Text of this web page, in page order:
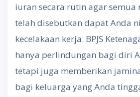
iuran secara rutin agar semua
telah disebutkan dapat Anda
kecelakaan kerja. BPJS
hanya perlindungan bagi diri
tetapi juga memberikan
bagi keluarga yang Anda